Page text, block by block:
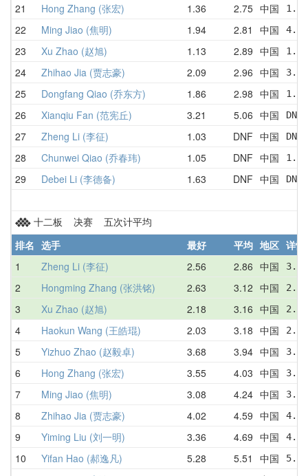
21 Hong Zhang (张宏) 1.36 2.75 中国
22 Ming Jiao (焦明) 1.94 2.81 中国
23 Xu Zhao (赵旭) 1.13 2.89 中国
24 Zhihao Jia (贾志豪) 2.09 2.96 中国
25 Dongfang Qiao (乔东方) 1.86 2.98 中国
26 Xianqiu Fan (范宪丘) 3.21 5.06 中国
27 Zheng Li (李征) 1.03 DNF 中国
28 Chunwei Qiao (乔春玮) 1.05 DNF 中国
29 Debei Li (李德备) 1.63 DNF 中国
十二板 决赛 五次计平均
排名 选手 最好 平均 地区 详情
1
Zheng Li (李征) 2.56 2.86 中国
2 Hongming Zhang (张洪铭) 2.63 3.12 中国
3 Xu Zhao (赵旭) 2.18 3.16 中国
4 Haokun Wang (王皓琨) 2.03 3.18 中国
5 Yizhuo Zhao (赵毅卓) 3.68 3.94 中国
6 Hong Zhang (张宏) 3.55 4.03 中国
7 Ming Jiao (焦明) 3.08 4.24 中国
8 Zhihao Jia (贾志豪) 4.02 4.59 中国
9 Yiming Liu (刘一明) 3.36 4.69 中国
10 Yifan Hao (郝逸凡) 5.28 5.51 中国